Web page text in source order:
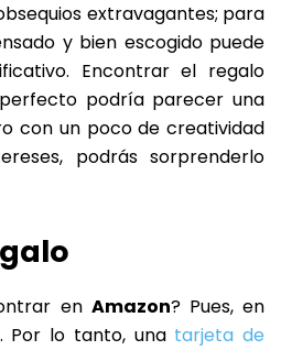
extravagantes; para
y bien escogido puede
Encontrar el regalo
podría parecer una
con un poco de creatividad
podrás sorprenderlo
en Amazon? Pues, en
Por lo tanto, una tarjeta de